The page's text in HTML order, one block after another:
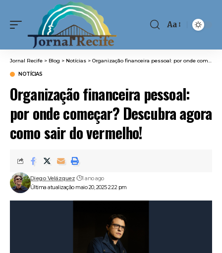
Font
Aa
Jornal Recife > Blog > Notícias > Organização financeira pessoal: por onde começar? Descubra agora como sair do vermelho!
NOTÍCIAS
Organização financeira pessoal:
por onde começar? Descubra agora
como sair do vermelho!
Última atualização maio 20, 2025 2:22 pm
Diego Velázquez 1 ano ago